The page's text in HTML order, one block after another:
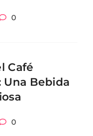
0
Café
Una Bebida
0